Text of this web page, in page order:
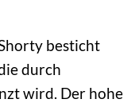
besticht
durch
wird. Der hohe